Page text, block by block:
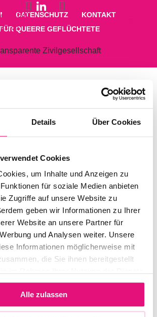
Details Über Cookies
Cookies
um Inhalte und Anzeigen zu
für soziale Medien anbieten
Zugriffe auf unsere Website zu
geben wir Informationen zu Ihrer
Website an unsere Partner für
und Analysen weiter. Unsere
Informationen möglicherweise mit
die Sie ihnen bereitgestellt
Alle zulassen
DATENSCHUTZ
KONTAKT
QUEERE GEFLÜCHTETE